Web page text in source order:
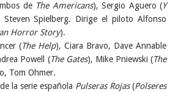
de The Americans), Sergio Aguero (Y
Spielberg. Dirige el piloto Alfonso
Horror Story).
(The Help), Ciara Bravo, Dave Annable
Powell (The Gates), Mike Pniewski (The
Tom Ohmer.
la serie española Pulseras Rojas(Polseres